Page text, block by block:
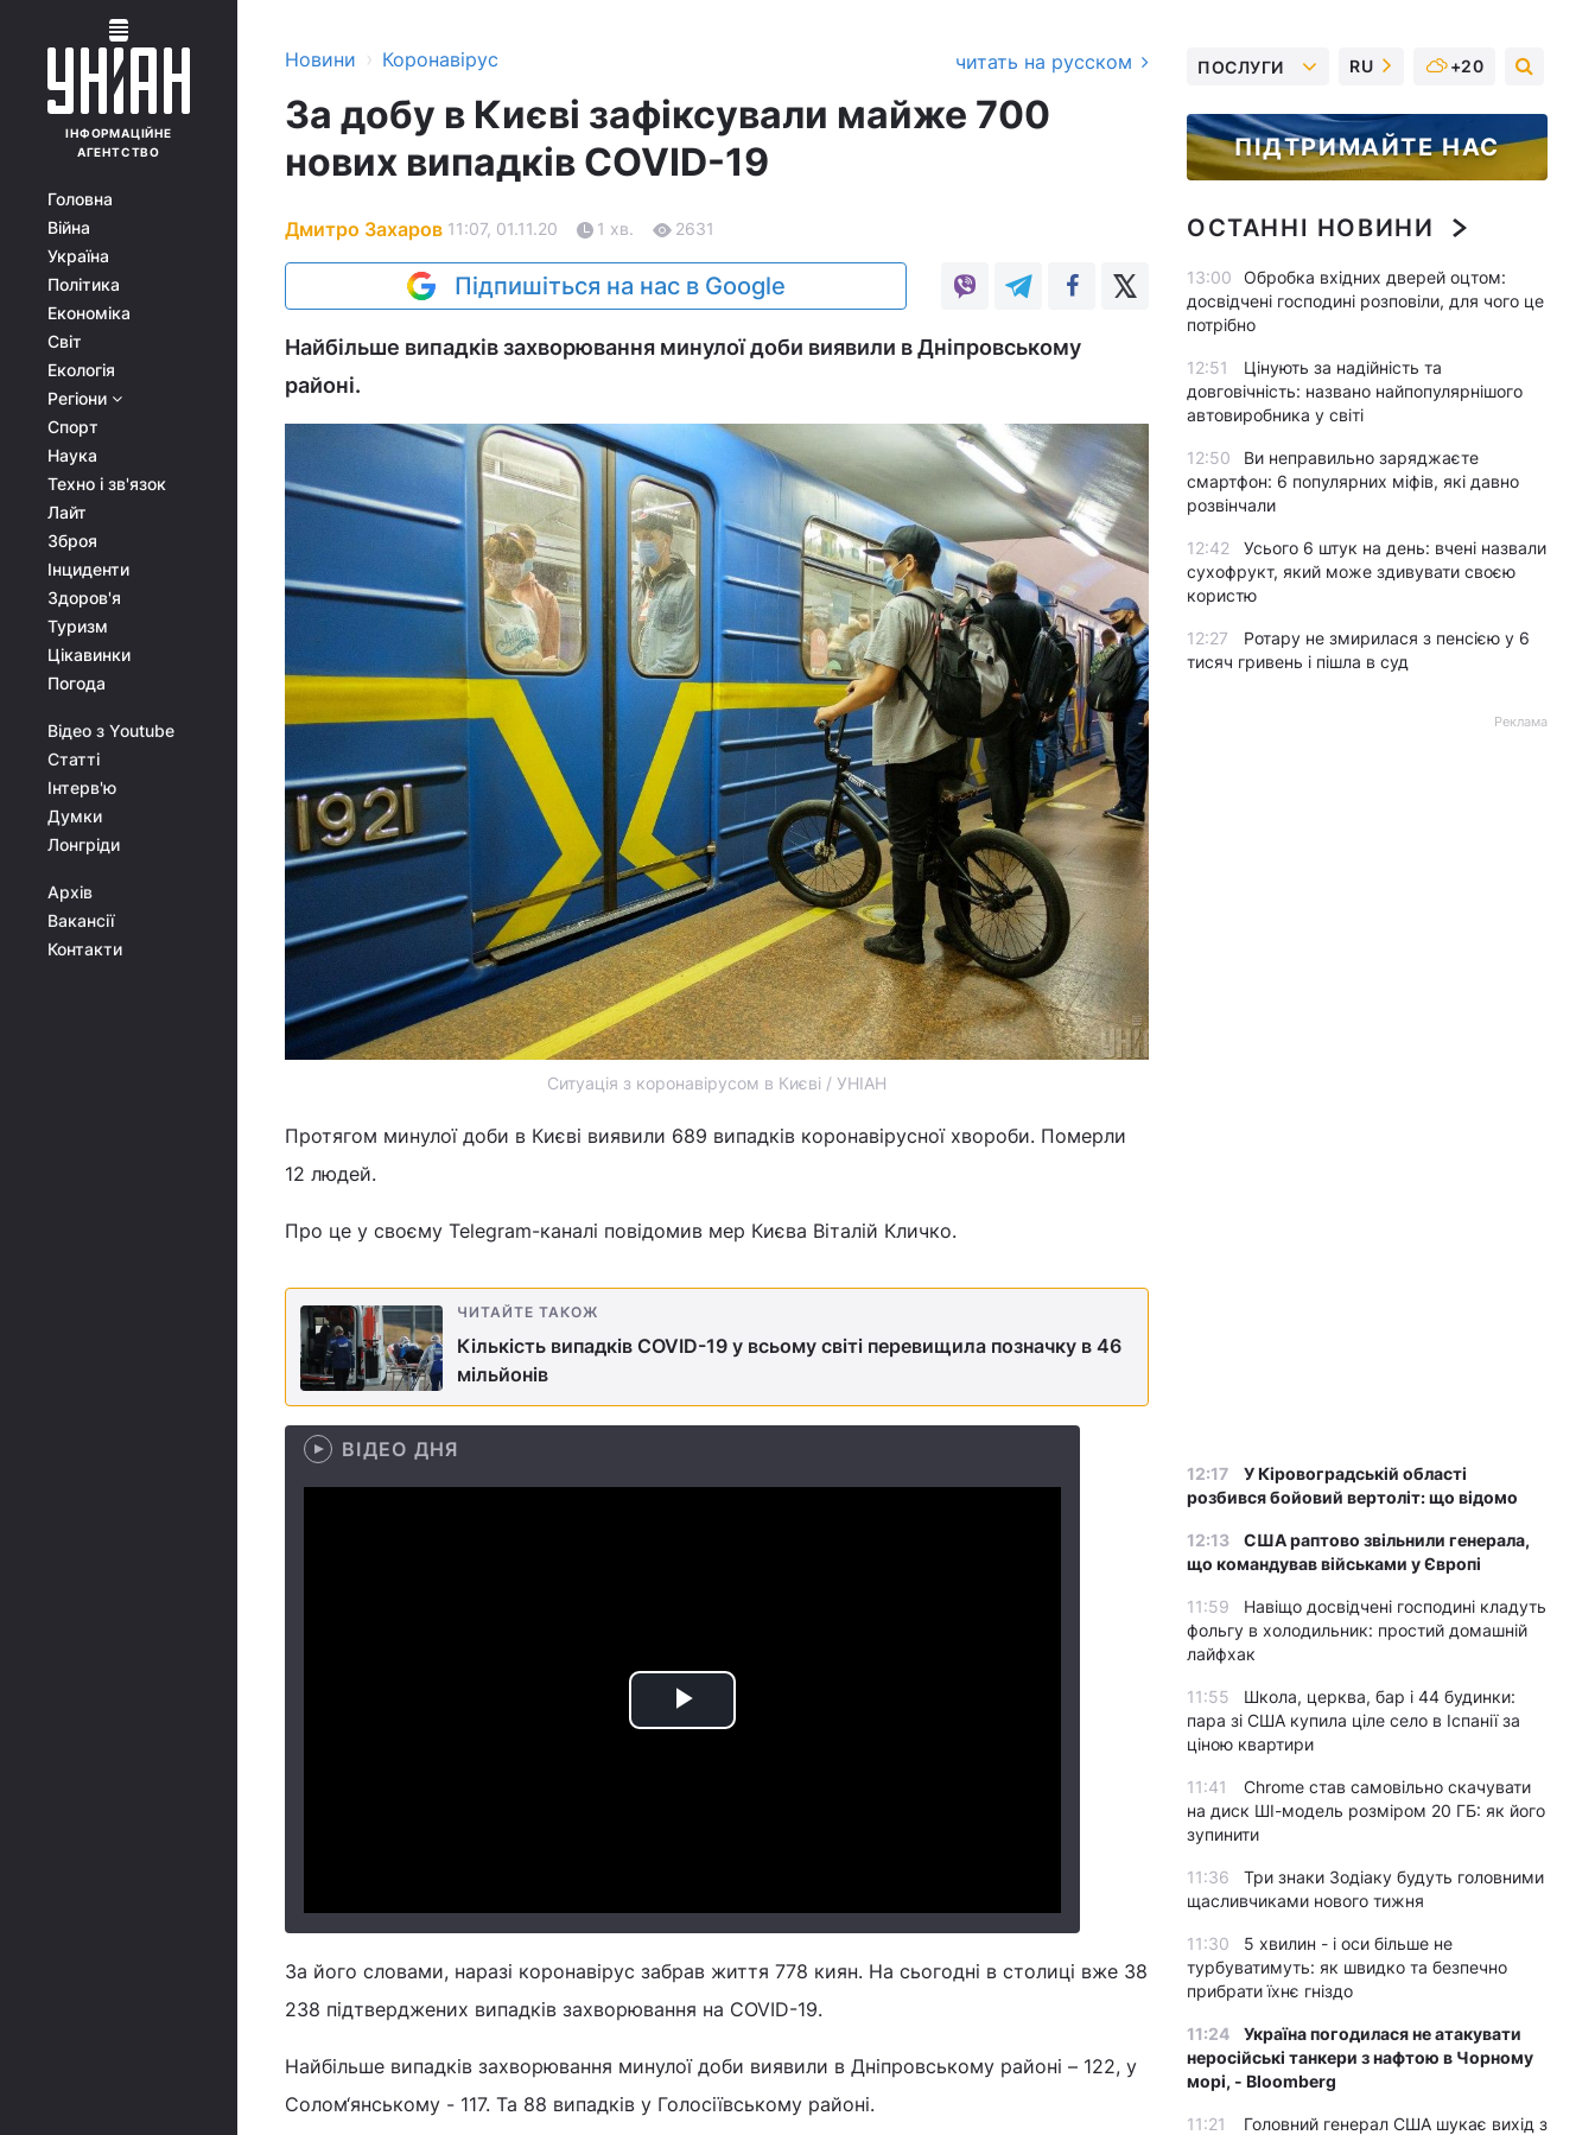
ІНФОРМАЦІЙНЕ
АГЕНТСТВО
Головна
Війна
Україна
Політика
Економіка
Світ
Екологія
Регіони
Спорт
Наука
Техно і зв'язок
Лайт
Зброя
Інциденти
Здоров'я
Туризм
Цікавинки
Погода
Відео з Youtube
Статті
Інтерв'ю
Думки
Лонгріди
Архів
Вакансії
Контакти
Новини › Коронавірус читать на русском
За добу в Києві зафіксували майже 700
нових випадків COVID-19
Дмитро Захаров 11:07, 01.11.20 1 хв. 2631
Підпишіться на нас в Google
Найбільше випадків захворювання минулої доби виявили в Дніпровському
районі.
Ситуація з коронавірусом в Києві / УНІАН
Протягом минулої доби в Києві виявили 689 випадків коронавірусної хвороби. Померли
12 людей.
Про це у своєму Telegram-каналі повідомив мер Києва Віталій Кличко.
ЧИТАЙТЕ ТАКОЖ
Кількість випадків COVID-19 у всьому світі перевищила позначку в 46
мільйонів
ВІДЕО ДНЯ
Play
За його словами, наразі коронавірус забрав життя 778 киян. На сьогодні в столиці вже 38
238 підтверджених випадків захворювання на COVID-19.
Найбільше випадків захворювання минулої доби виявили в Дніпровському районі – 122, у
Солом‘янському - 117. Та 88 випадків у Голосіївському районі.
ПОСЛУГИ RU +20
ПІДТРИМАЙТЕ НАС
ОСТАННІ НОВИНИ
13:00
Обробка вхідних дверей оцтом:
досвідчені господині розповіли, для чого це
потрібно
12:51
Цінують за надійність та
довговічність: названо найпопулярнішого
автовиробника у світі
12:50
Ви неправильно заряджаєте
смартфон: 6 популярних міфів, які давно
розвінчали
12:42
Усього 6 штук на день: вчені назвали
сухофрукт, який може здивувати своєю
користю
12:27
Ротару не змирилася з пенсією у 6
тисяч гривень і пішла в суд
Реклама
12:17
У Кіровоградській області
розбився бойовий вертоліт: що відомо
12:13
США раптово звільнили генерала,
що командував військами у Європі
11:59
Навіщо досвідчені господині кладуть
фольгу в холодильник: простий домашній
лайфхак
11:55
Школа, церква, бар і 44 будинки:
пара зі США купила ціле село в Іспанії за
ціною квартири
11:41
Chrome став самовільно скачувати
на диск ШІ-модель розміром 20 ГБ: як його
зупинити
11:36
Три знаки Зодіаку будуть головними
щасливчиками нового тижня
11:30
5 хвилин - і оси більше не
турбуватимуть: як швидко та безпечно
прибрати їхнє гніздо
11:24
Україна погодилася не атакувати
неросійські танкери з нафтою в Чорному
морі, - Bloomberg
11:21
Головний генерал США шукає вихід з